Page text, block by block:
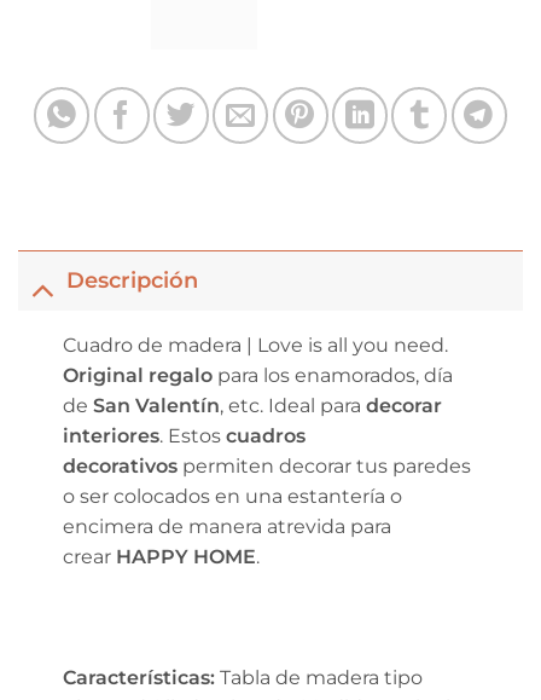
Descripción
Cuadro de madera | Love is all you need.
Original regalo para los enamorados, día
de San Valentín, etc. Ideal para decorar
interiores. Estos cuadros
decorativospermiten decorar tus paredes
o ser colocados en una estantería o
encimera de manera atrevida para
crear HAPPY HOME.
Características:Tabla de madera tipo